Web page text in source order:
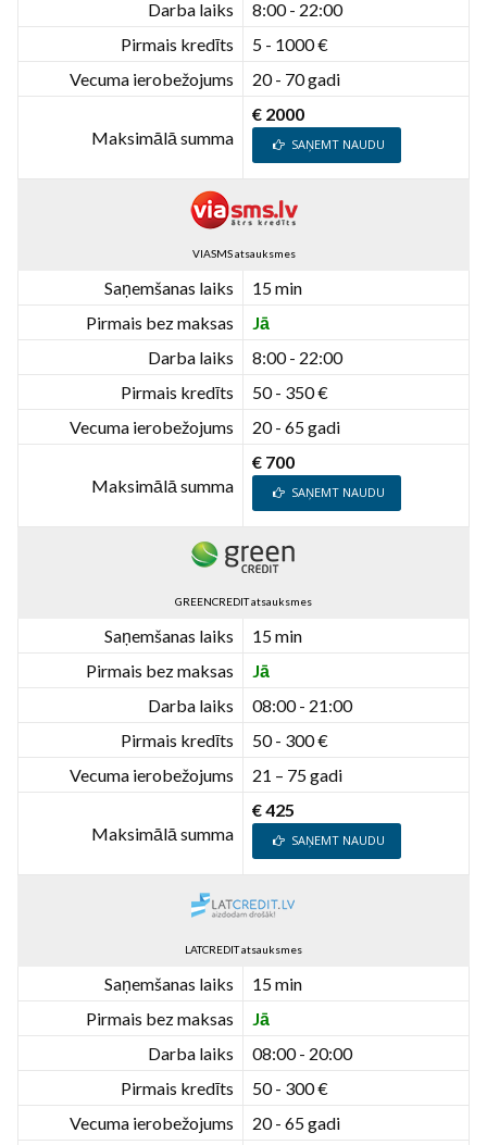
Darba laiks
8:00 - 22:00
Pirmais kredīts
5 - 1000 €
Vecuma ierobežojums
20 - 70 gadi
Maksimālā summa
€ 2000
SAŅEMT NAUDU
VIASMS atsauksmes
Saņemšanas laiks
15 min
Pirmais bez maksas
Jā
Darba laiks
8:00 - 22:00
Pirmais kredīts
50 - 350 €
Vecuma ierobežojums
20 - 65 gadi
Maksimālā summa
€ 700
SAŅEMT NAUDU
GREENCREDIT atsauksmes
Saņemšanas laiks
15 min
Pirmais bez maksas
Jā
Darba laiks
08:00 - 21:00
Pirmais kredīts
50 - 300 €
Vecuma ierobežojums
21 – 75 gadi
Maksimālā summa
€ 425
SAŅEMT NAUDU
LATCREDIT atsauksmes
Saņemšanas laiks
15 min
Pirmais bez maksas
Jā
Darba laiks
08:00 - 20:00
Pirmais kredīts
50 - 300 €
Vecuma ierobežojums
20 - 65 gadi